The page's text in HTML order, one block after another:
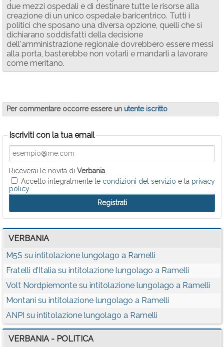
due mezzi ospedali e di destinare tutte le risorse alla
creazione di un unico ospedale baricentrico. Tutti i
politici che sposano una diversa opzione, quelli che si
dichiarano soddisfatti della decisione
dell'amministrazione regionale dovrebbero essere messi
alla porta, basterebbe non votarli e mandarli a lavorare
come meritano.
Per commentare occorre essere un utente iscritto
Iscriviti con la tua email
Riceverai le novità di Verbania
Accetto integralmente le condizioni del servizio e la privacy
policy
VERBANIA
M5S su intitolazione lungolago a Ramelli
Fratelli d’Italia su intitolazione lungolago a Ramelli
Volt Nordpiemonte su intitolazione lungolago a Ramelli
Montani su intitolazione lungolago a Ramelli
ANPI su intitolazione lungolago a Ramelli
VERBANIA - POLITICA